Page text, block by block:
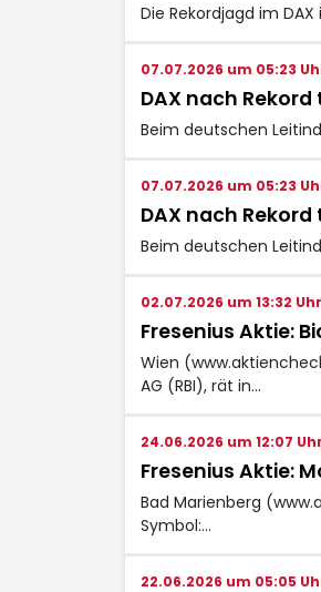
Die Rekordjagd im
07.07.2026 um 05:23
DAX nach
Beim deutschen
07.07.2026 um 05:23
DAX nach
Beim deutschen
02.07.2026 um 13:32 Uhr
Fresenius Aktie:
Wien
AG (RBI), rät in…
24.06.2026 um 12:07 Uhr
Fresenius Aktie:
Bad Marienberg
Symbol:…
22.06.2026 um 05:05